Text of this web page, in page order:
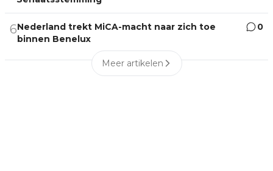
6Nederland trekt MiCA-macht naar zich toe
binnen Benelux
0
Meer artikelen